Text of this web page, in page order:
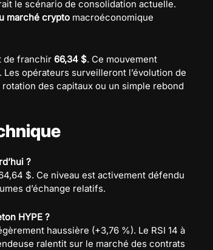
le scénario de consolidation actuelle.
marché crypto macroéconomique
de franchir 66,34 $. Ce mouvement
Les opérateurs surveilleront l’évolution de
des capitaux ou un simple rebond
?
$. Ce niveau est activement défendu
d’échange relatifs.
HYPE ?
haussière (+3,76 %). Le RSI 14 à
ralentit sur le marché des contrats